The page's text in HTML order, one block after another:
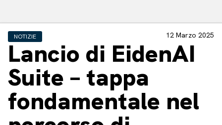
NOTIZIE 12 Marzo 2025
Lancio di EidenAI
Suite – tappa
fondamentale nel